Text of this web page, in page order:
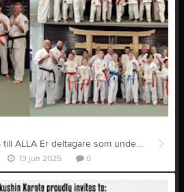
Osu! ETT STORT GRATTIS till ALLA Er deltagare som under gångna veckans graderingar lyckades passera till en ny Kyu-grad. Är oerhört stolt över Er insats! Vill också rikta ett varmt tack till alla medverkande Senpai's och instruktörer! Domo Arigato Gozaimashita! Osu Shihan Johan
13 jun 2025 0